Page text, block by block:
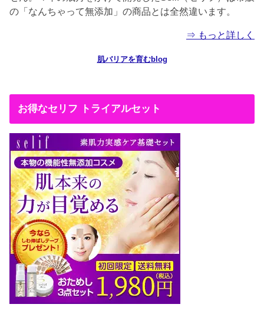
の「なんちゃって無添加」の商品とは全然違います。
⇒ もっと詳しく
肌バリアを育むblog
お得なセリフ トライアルセット